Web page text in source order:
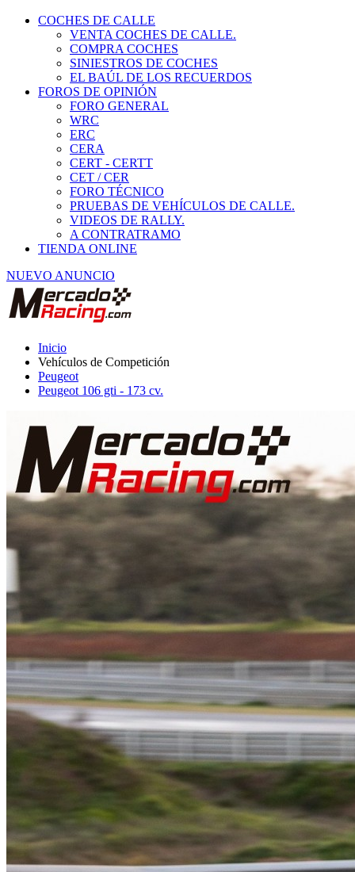
VENTA COCHES DE CALLE.
COMPRA COCHES
SINIESTROS DE COCHES
EL BAÚL DE LOS RECUERDOS
FOROS DE OPINIÓN
FORO GENERAL
WRC
ERC
CERA
CERT - CERTT
CET / CER
FORO TÉCNICO
PRUEBAS DE VEHÍCULOS DE CALLE.
VIDEOS DE RALLY.
A CONTRATRAMO
TIENDA ONLINE
NUEVO ANUNCIO
Vehículos de Competición
Peugeot
Peugeot 106 gti - 173 cv.